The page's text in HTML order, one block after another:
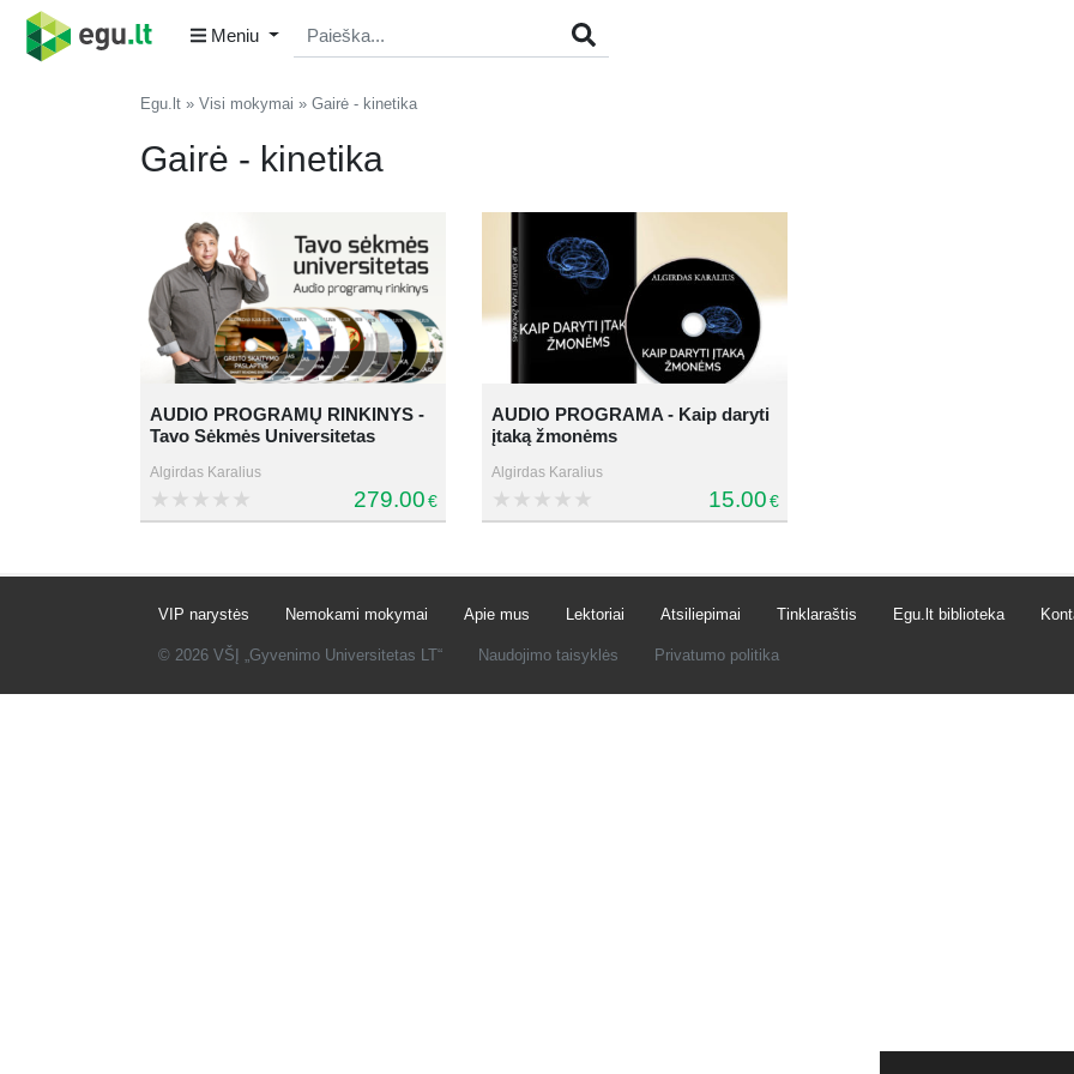
Meniu
Egu.lt Visi mokymai Gairė - kinetika
Gairė - kinetika
AUDIO PROGRAMŲ RINKINYS -
Tavo Sėkmės Universitetas
Algirdas Karalius
279.00€
AUDIO PROGRAMA - Kaip daryti
įtaką žmonėms
Algirdas Karalius
15.00€
VIP narystės Nemokami mokymai Apie mus Lektoriai Atsiliepimai Tinklaraštis Egu.lt biblioteka
© 2026 VŠĮ „Gyvenimo Universitetas LT“ Naudojimo taisyklės Privatumo politika